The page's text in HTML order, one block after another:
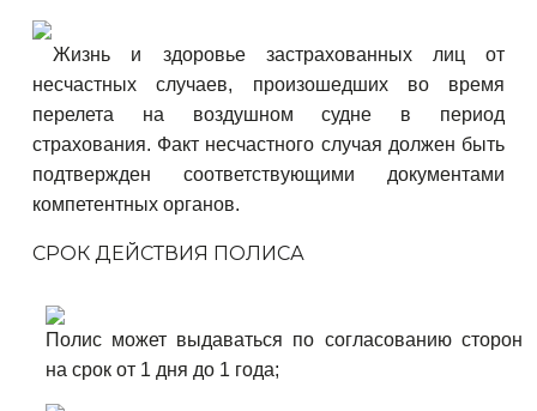
Жизнь и здоровье застрахованных лиц от
несчастных случаев, произошедших во время
перелета на воздушном судне в период
страхования. Факт несчастного случая должен быть
подтвержден соответствующими документами
компетентных органов.
CРОК ДЕЙСТВИЯ ПОЛИСА
Полис может выдаваться по согласованию сторон
на срок от 1 дня до 1 года;